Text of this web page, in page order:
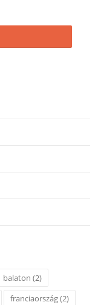
balaton (2)
franciaország(2)